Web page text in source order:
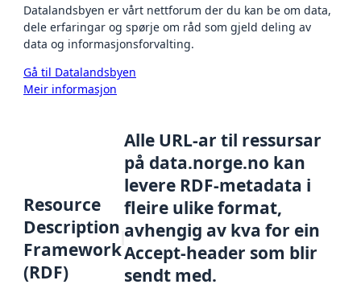
Datalandsbyen er vårt nettforum der du kan be om data,
dele erfaringar og spørje om råd som gjeld deling av
data og informasjonsforvalting.
Gå til Datalandsbyen
Meir informasjon
Resource
Description
Framework
(RDF)
Alle URL-ar til ressursar
på data.norge.no kan
levere RDF-metadata i
fleire ulike format,
avhengig av kva for ein
Accept-header som blir
sendt med.